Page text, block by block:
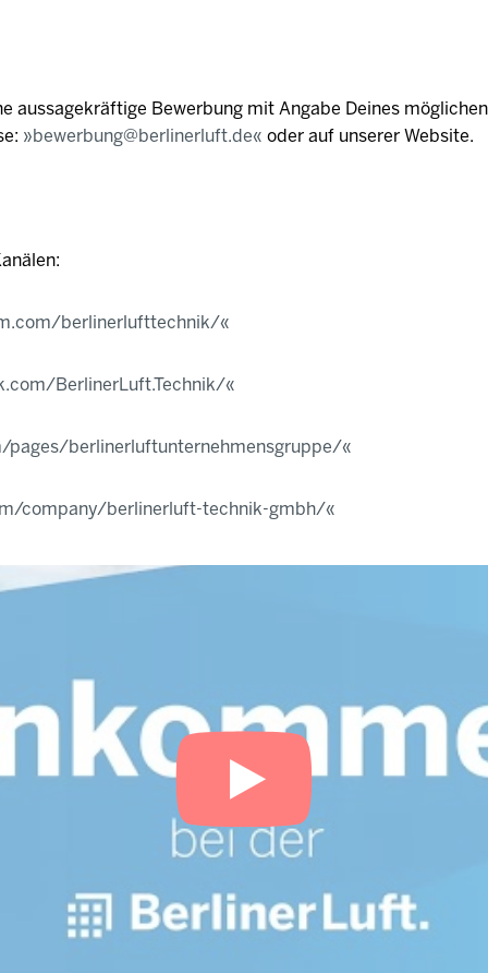
aussagekräftige Bewerbung mit Angabe Deines
bewerbung@berlinerluft.de oder auf unserer Website.
berlinerlufttechnik/
BerlinerLuft.Technik/
pages/berlinerluftunternehmensgruppe/
company/berlinerluft-technik-gmbh/